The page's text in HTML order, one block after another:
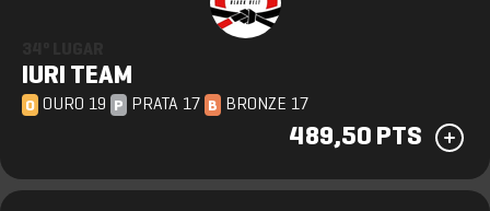
IURI TEAM
O OURO 19 P PRATA 17 B BRONZE 17
489,50 PTS